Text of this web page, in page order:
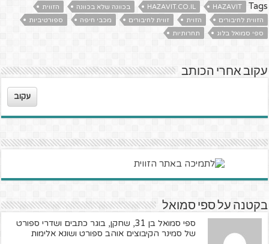
Tags
HAZAVIT
HAZAVIT.CO.IL בכוונה שלא בכוונה
הזווית
הזווית לחיבורים
הזוית זווית לחיבורים מכבי חיפה
ספורטיביות
ספי סמואל בלוג
תחרותיות
עקוב אחרי הכותב
עקוב
בקטנה על ספי סמואל
ספי סמואל בן 31, שחקן, בוגר כתבים ושדרי ספורט
של סמינר הקיבוצים אוהב ספורט ושונא אלימות